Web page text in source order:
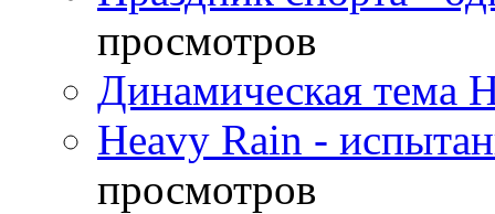
просмотров
Динамическая тема
Heavy Rain -
просмотров